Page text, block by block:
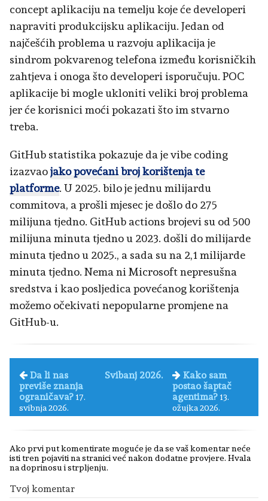
concept aplikaciju na temelju koje će developeri
napraviti produkcijsku aplikaciju. Jedan od
najčešćih problema u razvoju aplikacija je
sindrom pokvarenog telefona između korisničkih
zahtjeva i onoga što developeri isporučuju. POC
aplikacije bi mogle ukloniti veliki broj problema
jer će korisnici moći pokazati što im stvarno
treba.
GitHub statistika pokazuje da je vibe coding
izazvaojako povećani broj korištenja te
platforme. U 2025. bilo je jednu milijardu
commitova, a prošli mjesec je došlo do 275
milijuna tjedno. GitHub actions brojevi su od 500
milijuna minuta tjedno u 2023. došli do milijarde
minuta tjedno u 2025., a sada su na 2,1 milijarde
minuta tjedno. Nema ni Microsoft nepresušna
sredstva i kao posljedica povećanog korištenja
možemo očekivati nepopularne promjene na
GitHub-u.
Da li nas
previše znanja
ograničava? 17.
svibnja 2026.
Svibanj 2026.
Kako sam
postao šaptač
agentima? 13.
ožujka 2026.
Ako prvi put komentirate moguće je da se vaš komentar neće
isti tren pojaviti na stranici već nakon dodatne provjere. Hvala
na doprinosu i strpljenju.
Tvoj komentar